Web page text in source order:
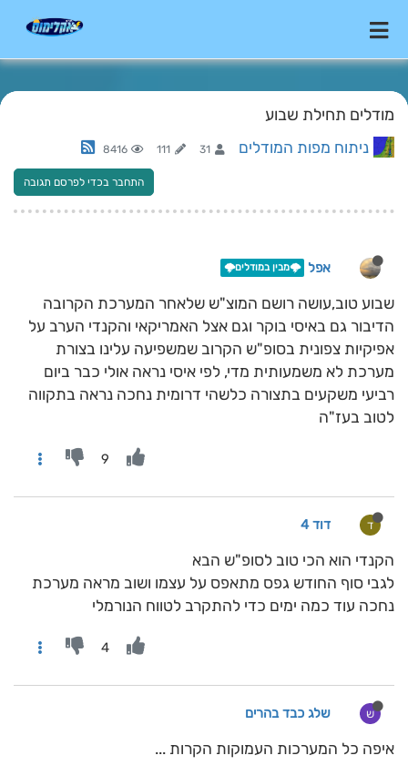
מודלים תחילת שבוע
ניתוח מפות המודלים 31
111
8416
התחבר בכדי לפרסם תגובה
אפל 🌩️מבין במודלים🌩️
שבוע טוב,עושה רושם המוצ"ש שלאחר המערכת הקרובה
הדיבור גם באיסי בוקר וגם אצל האמריקאי והקנדי הערב על
אפיקיות צפונית בסופ"ש הקרוב שמשפיעה עלינו בצורת
מערכת לא משמעותית מדי, לפי איסי נראה אולי כבר ביום
רביעי משקעים בתצורה כלשהי דרומית נחכה נראה בתקווה
לטוב בעז"ה
9
ד דוד 4
הקנדי הוא הכי טוב לסופ"ש הבא
לגבי סוף החודש גפס מתאפס על עצמו ושוב מראה מערכת
נחכה עוד כמה ימים כדי להתקרב לטווח הנורמלי
4
ש שלג כבד בהרים
איפה כל המערכות העמוקות הקרות ...